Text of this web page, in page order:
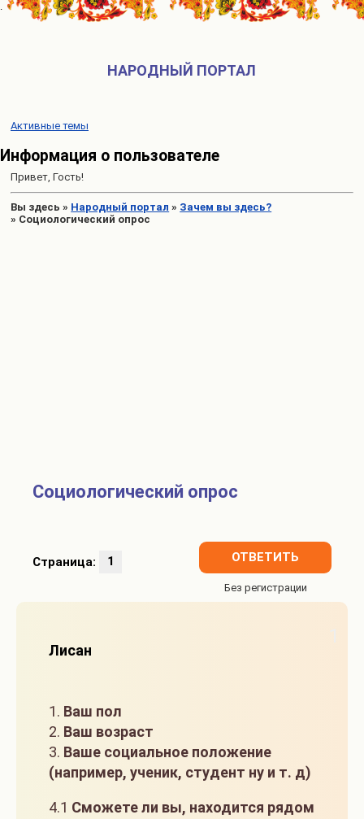
НАРОДНЫЙ ПОРТАЛ
Активные темы
Информация о пользователе
Привет, Гость!
Вы здесь » Народный портал » Зачем вы здесь?
» Социологический опрос
Социологический опрос
Страница: 1 ОТВЕТИТЬ
Лисан
1. Ваш пол
2. Ваш возраст
3. Ваше социальное положение
(например, ученик, студент ну и т. д)
4.1 Сможете ли вы, находится рядом